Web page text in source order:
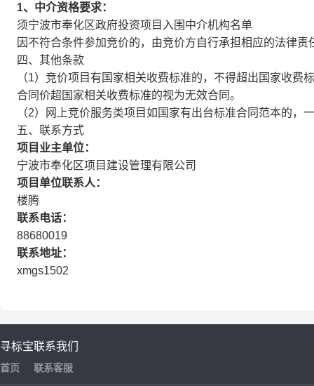
1、中介资格要求：
须宁波市奉化区政府投资项目入围中介机构名单
因不符合条件参加竞价的，由竞价方自行承担相应的法律责
四、其他条款
（1）竞价项目有国家相关收费标准的，不得超出国家收
合同价超国家相关收费标准的视为无效合同。
（2）网上竞价服务类项目如国家有出台标准合同范本的，
五、联系方式
项目业主单位：
宁波市奉化区项目建设管理有限公司
项目单位联系人：
楼腾
联系电话：
88680019
联系地址：
xmgs1502
寻标宝
首页
联系我们
联系客服